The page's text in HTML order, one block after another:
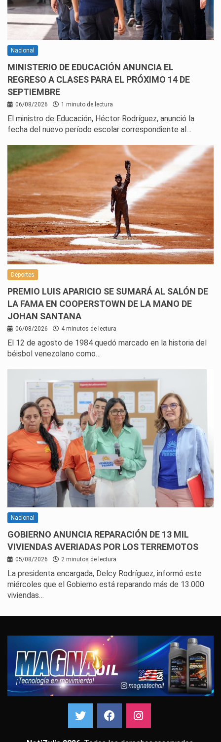
Nacional
MINISTERIO DE EDUCACIÓN ANUNCIA EL
REGRESO A CLASES PARA EL PRÓXIMO 14 DE
SEPTIEMBRE
06/08/2026 1 minuto de lectura
El ministro de Educación, Héctor Rodríguez, anunció la
fecha del nuevo período escolar correspondiente al…
Deportes
PREMIO LUIS APARICIO SE SUMARÁ AL SALÓN DE
LA FAMA EN COOPERSTOWN DE LA MANO DE
JOHAN SANTANA
06/08/2026 4 minutos de lectura
El 12 de agosto de 1984 quedó marcado en la historia del
béisbol venezolano como…
Nacional
GOBIERNO ANUNCIA REPARACIÓN DE 13 MIL
VIVIENDAS AVERIADAS POR LOS TERREMOTOS
05/08/2026 2 minutos de lectura
La presidenta encargada, Delcy Rodríguez, informó este
miércoles que el Gobierno está reparando más de 13.000
viviendas…